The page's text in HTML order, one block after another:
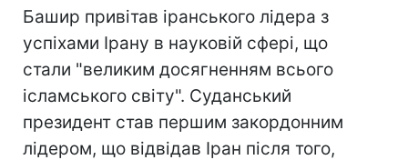
Башир привітав іранського лідера з
успіхами Ірану в науковій сфері, що
стали "великим досягненням всього
ісламського світу". Суданський
президент став першим закордонним
лідером, що відвідав Іран після того,